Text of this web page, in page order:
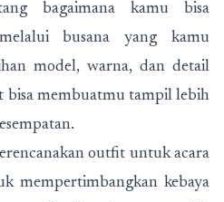
bagaimana kamu bisa
busana yang kamu
model, warna, dan detail
bisa membuatmu tampil lebih
outfit untuk acara
mempertimbangkan kebaya